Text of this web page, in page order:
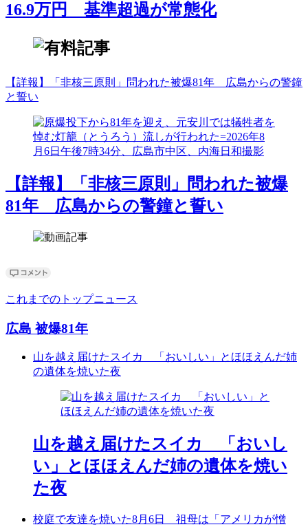
16.9万円 基準超過が常態化
【詳報】「非核三原則」問われた被爆81年 広島からの警鐘
と誓い
【詳報】「非核三原則」問われた被爆
81年 広島からの警鐘と誓い
これまでのトップニュース
広島 被爆81年
山を越え届けたスイカ 「おいしい」とほほえんだ姉
の遺体を焼いた夜
山を越え届けたスイカ 「おいし
い」とほほえんだ姉の遺体を焼い
た夜
校庭で友達を焼いた8月6日 祖母は「アメリカが憎